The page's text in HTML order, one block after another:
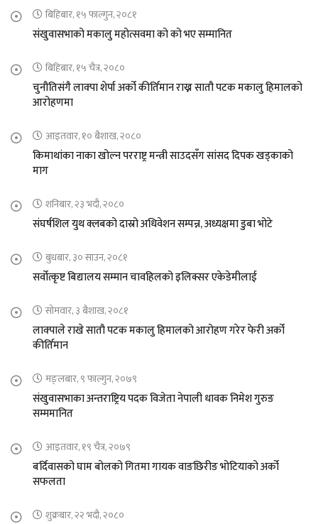
बिहिबार, १५ फाल्गुन, २०८१
संखुवासभाको मकालु महोत्सवमा को को भए सम्मानित
बिहिबार, १५ चैत्र, २०८०
चुनौतिसंगै लाक्पा शेर्पा अर्को कीर्तिमान राख्न सातौ पटक मकालु हिमालको
आरोहणमा
आइतवार, १० बैशाख, २०८०
किमाथांका नाका खोल्न परराष्ट्र मन्त्री साउदसँग सांसद दिपक खड्काको
माग
शनिबार, २३ भदौ, २०८०
संघर्षशिल युथ क्लबको दास्रो अधिवेशन सम्पन्न, अध्यक्षमा डुबा भोटे
बुधबार, ३० साउन, २०८१
सर्वोत्कृष्ट बिद्यालय सम्मान चावहिलको इलिक्सर एकेडेमीलाई
सोमवार, ३ बैशाख, २०८१
लाक्पाले राखे सातौ पटक मकालु हिमालको आरोहण गरेर फेरी अर्को
कीर्तिमान
मङ्लबार, ९ फाल्गुन, २०७९
संखुवासभाका अन्तराष्ट्रिय पदक विजेता नेपाली धावक निमेश गुरुङ
सम्ममानित
आइतवार, १९ चैत्र, २०७९
बर्दिवासको घाम बोलको गितमा गायक वाङछिरीङ भोटियाको अर्को
सफलता
शुक्रबार, २२ भदौ, २०८०